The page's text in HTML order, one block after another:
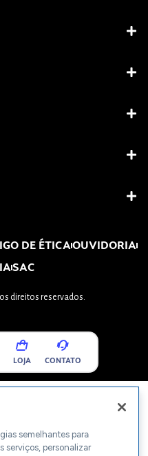
DE ÉTICAOUVIDORIA
SAC
direitos reservados.
LOJA CONTATO
semelhantes para
serviços, personalizar